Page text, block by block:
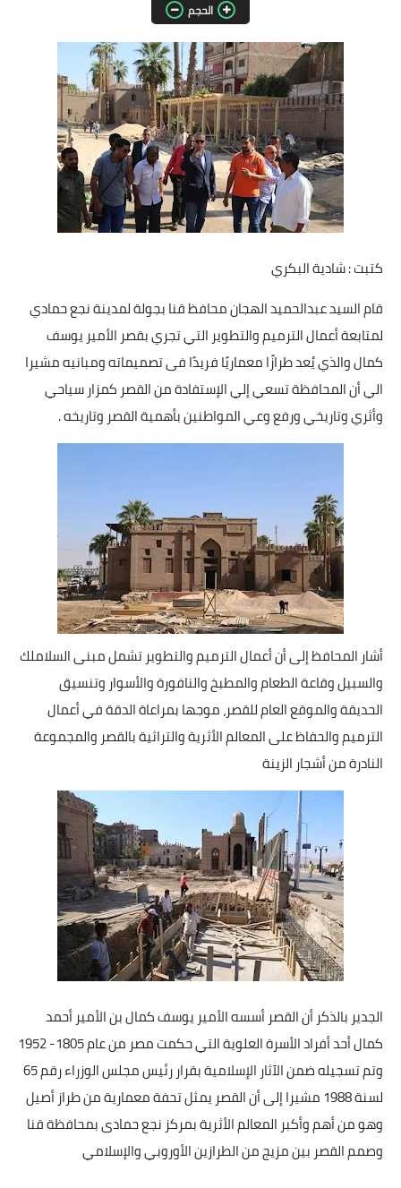
مقالات واراء
محافظات
القاهرة
القليوبية
الجيزة
الاسكندرية
سوهاج
أسيوط
شمال سيناء
أخبار الرياضة
صحة
البوابة التعليمية
المزيد
اقتصاد
المرأة والطفل
حكاية صورة
حوادث
الحجم
كتبت : شادية البكري
قام السيد عبدالحميد الهجان محافظ قنا بجولة لمدينة نجع حمادي
لمتابعة أعمال الترميم والتطوير التي تجري بقصر الأمير يوسف
كمال والذي يُعد طرازًا معماريًا فريدًا فى تصميماته ومبانيه مشيرا
الي أن المحافظة تسعي إلي الإستفادة من القصر كمزار سياحي
وأثري وتاريخي ورفع وعي المواطنين بأهمية القصر وتاريخه .
أشار المحافظ إلى أن أعمال الترميم والتطوير تشمل مبنى السلاملك
والسبيل وقاعة الطعام والمطبخ والنافورة والأسوار وتنسيق
الحديقة والموقع العام للقصر، موجها بمراعاة الدقة في أعمال
الترميم والحفاظ على المعالم الأثرية والتراثية بالقصر والمجموعة
النادرة من أشجار الزينة
الجدير بالذكر أن القصر أسسه الأمير يوسف كمال بن الأمير أحمد
كمال أحد أفراد الأسرة العلوية التي حكمت مصر من عام 1805- 1952
وتم تسجيله ضمن الآثار الإسلامية بقرار رئيس مجلس الوزراء رقم 65
لسنة 1988 مشيرا إلى أن القصر يمثل تحفة معمارية من طراز أصيل
وهو من أهم وأكبر المعالم الأثرية بمركز نجع حمادى بمحافظة قنا
وصمم القصر بين مزيج من الطرازين الأوروبي والإسلامي‎